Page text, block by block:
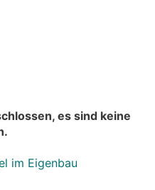
es sind keine
im Eigenbau